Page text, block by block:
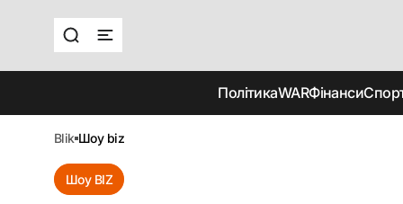
ПолітикаWARФінанси
blik шоу biz
Шоу BIZ